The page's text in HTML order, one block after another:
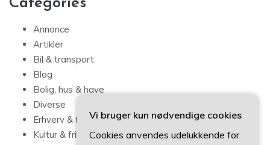
Categories
Annonce
Artikler
Bil & transport
Blog
Bolig, hus & have
Diverse
Erhverv & forbrug
Kultur & fritid
Vi bruger kun nødvendige cookies
Cookies anvendes udelukkende for